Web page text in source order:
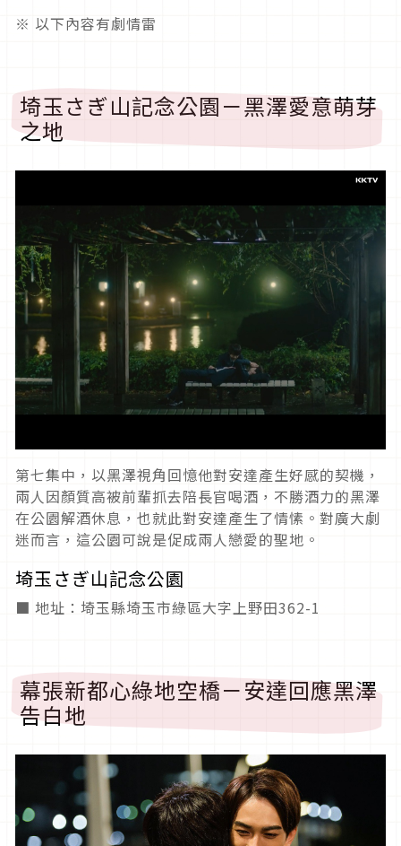
※ 以下內容有劇情雷
埼玉さぎ山記念公園－黑澤愛意萌芽
之地
第七集中，以黑澤視角回憶他對安達產生好感的契機，
兩人因顏質高被前輩抓去陪長官喝酒，不勝酒力的黑澤
在公園解酒休息，也就此對安達產生了情愫。對廣大劇
迷而言，這公園可說是促成兩人戀愛的聖地。
埼玉さぎ山記念公園
■ 地址：埼玉縣埼玉市綠區大字上野田362-1
幕張新都心綠地空橋－安達回應黑澤
告白地